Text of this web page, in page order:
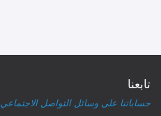
تابعنا
حساباتنا على وسائل التواصل الاجتماعي